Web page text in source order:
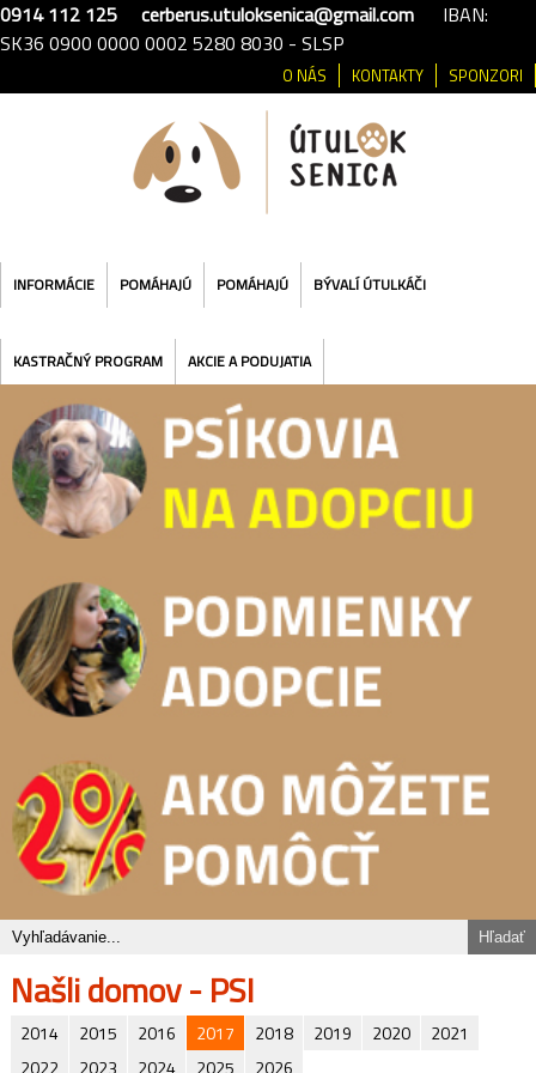
0914 112 125 cerberus.utuloksenica@gmail.com IBAN:
SK36 0900 0000 0002 5280 8030 - SLSP
SPONZORI
KONTAKTY
O NÁS
INFORMÁCIE POMÁHAJÚ POMÁHAJÚ BÝVALÍ ÚTULKÁČI
KASTRAČNÝ PROGRAM AKCIE A PODUJATIA
Našli domov - PSI
2014 2015 2016 2017 2018 2019 2020
2021